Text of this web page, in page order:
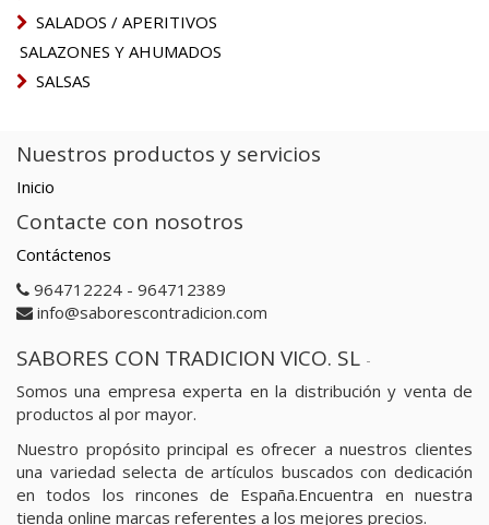
SALADOS / APERITIVOS
SALAZONES Y AHUMADOS
SALSAS
Nuestros productos y servicios
Inicio
Contacte con nosotros
Contáctenos
964712224 - 964712389
info@saborescontradicion.com
SABORES CON TRADICION VICO. SL -
Somos una empresa experta en la distribución y venta de
productos al por mayor.
Nuestro propósito principal es ofrecer a nuestros clientes
una variedad selecta de artículos buscados con dedicación
en todos los rincones de España.Encuentra en nuestra
tienda online marcas referentes a los mejores precios.